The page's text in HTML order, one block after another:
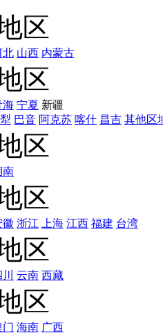
区
北 山西 内蒙古
区
海 宁夏 新疆
巴音 阿克苏 喀什 昌吉 其他区
区
南
区
徽 浙江 上海 江西 福建 台湾
区
云南 西藏
区
门 海南 广西